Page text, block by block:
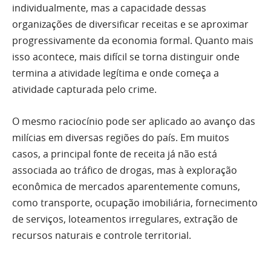
individualmente, mas a capacidade dessas
organizações de diversificar receitas e se aproximar
progressivamente da economia formal. Quanto mais
isso acontece, mais difícil se torna distinguir onde
termina a atividade legítima e onde começa a
atividade capturada pelo crime.
O mesmo raciocínio pode ser aplicado ao avanço das
milícias em diversas regiões do país. Em muitos
casos, a principal fonte de receita já não está
associada ao tráfico de drogas, mas à exploração
econômica de mercados aparentemente comuns,
como transporte, ocupação imobiliária, fornecimento
de serviços, loteamentos irregulares, extração de
recursos naturais e controle territorial.